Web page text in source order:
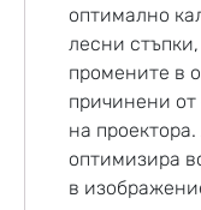
оптимално
лесни
промените в
причинени
на
оптимизира
в